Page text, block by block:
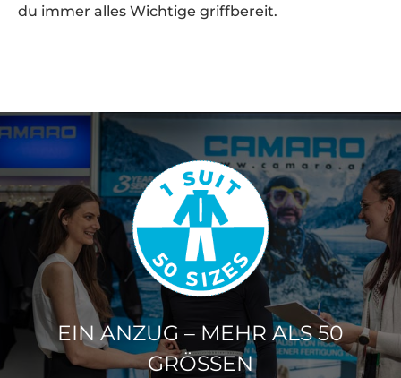
du immer alles Wichtige griffbereit.
EIN ANZUG – MEHR ALS 50
GRÖSSEN